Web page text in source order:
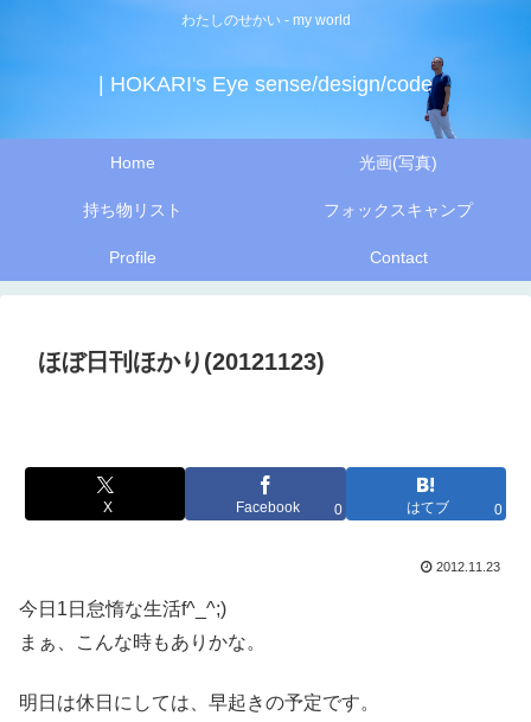
わたしのせかい - my world
| HOKARI's Eye sense/design/code
Home 光画(写真)
持ち物リスト フォックスキャンプ
Profile Contact
ほぼ日刊ほかり(20121123)
X Facebook 0 はてブ 0
2012.11.23
今日1日怠惰な生活f^_^;)
まぁ、こんな時もありかな。
明日は休日にしては、早起きの予定です。